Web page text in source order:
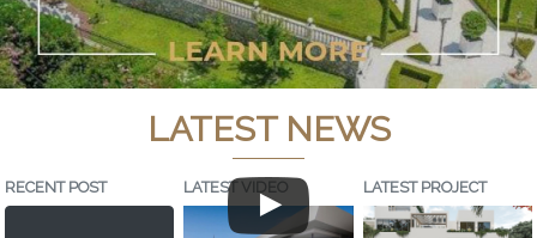
LATEST NEWS
RECENT POST LATEST VIDEO LATEST PROJECT